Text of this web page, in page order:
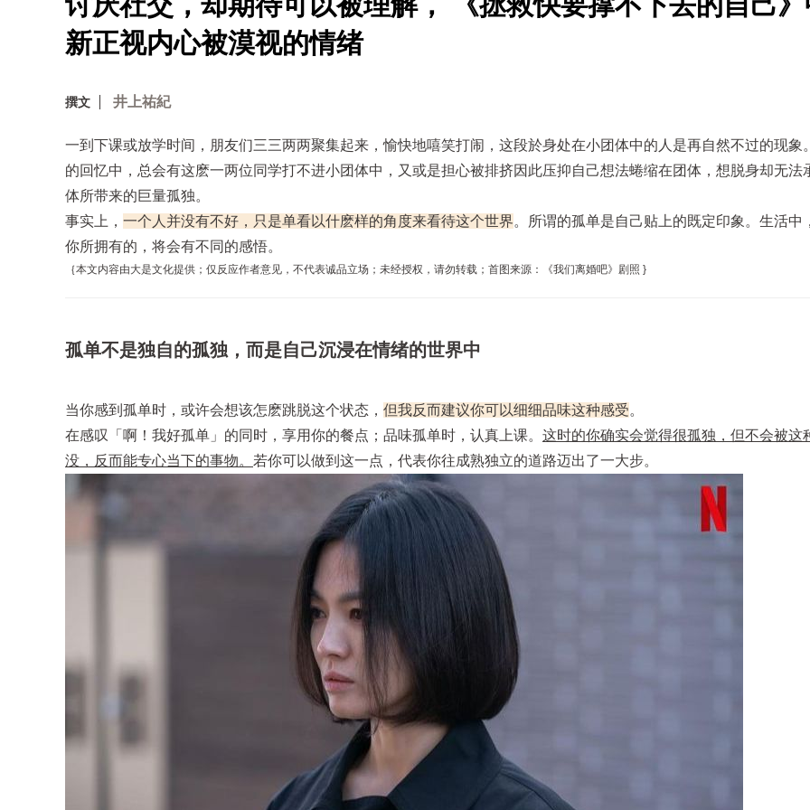
新正视内心被漠视的情绪
撰文 井上祐紀
一到下课或放学时间，朋友们三三两两聚集起来，愉快地嘻笑打闹，这段於身处在小团体中的人是再自然不过的现象
的回忆中，总会有这麽一两位同学打不进小团体中，又或是担心被排挤因此压抑自己想法蜷缩在团体，想脱身却无法
体所带来的巨量孤独。
事实上， 一个人并没有不好，只是单看以什麽样的角度来看待这个世界。所谓的孤单是自己贴上的既定印象。生活中
你所拥有的，将会有不同的感悟。
｛本文内容由大是文化提供；仅反应作者意见，不代表诚品立场；未经授权，请勿转载；首图来源：《我们离婚吧》剧照 }
孤单不是独自的孤独，而是自己沉浸在情绪的世界中
当你感到孤单时，或许会想该怎麽跳脱这个状态， 但我反而建议你可以细细品味这种感受。
在感叹「啊！我好孤单」的同时，享用你的餐点；品味孤单时，认真上课。 这时的你确实会觉得很孤独，但不会被这
没，反而能专心当下的事物。 若你可以做到这一点，代表你往成熟独立的道路迈出了一大步。